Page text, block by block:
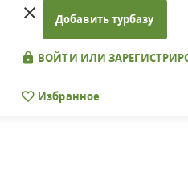
Добавить турбазу
ВОЙТИ ИЛИ
Избранное